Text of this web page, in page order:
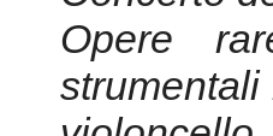
Opere